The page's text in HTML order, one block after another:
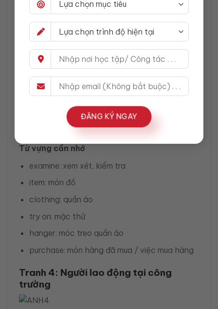
ĐĂNG KÝ NGAY
Cô ấy chỉ đang cầm áo lên xem, chưa mặc thử.
Ngoài ra, vật trong tay là shirt, không phải dress.
(C) She is examining an item of clothing: ĐÚNG.
Examine nghĩa là xem xét, kiểm tra kỹ. Cụm an
item of clothing là cách nói chung an toàn, phù
hợp khi không cần gọi chính xác loại quần áo.
Cô ấy đang cầm áo ra để xem, không phải đang
treo áo lên móc.
Từ vựng cần nhớ
examine: xem xét, kiểm tra
item: món đồ
clothing: quần áo
try on: mặc thử
hanger: móc treo quần áo
purchase: món hàng đã mua / việc mua hàng
Tranh 4: Người lao động tại công
trường